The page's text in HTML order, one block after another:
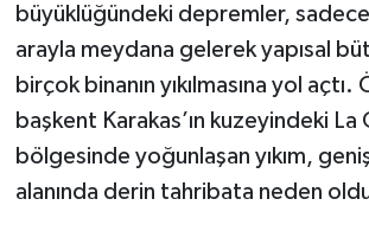
büyüklüğündeki depremler,
arayla meydana gelerek yapısal
birçok binanın yıkılmasına yol açtı.
başkent Karakas’ın kuzeyindeki La
bölgesinde yoğunlaşan yıkım,
alanında derin tahribata neden